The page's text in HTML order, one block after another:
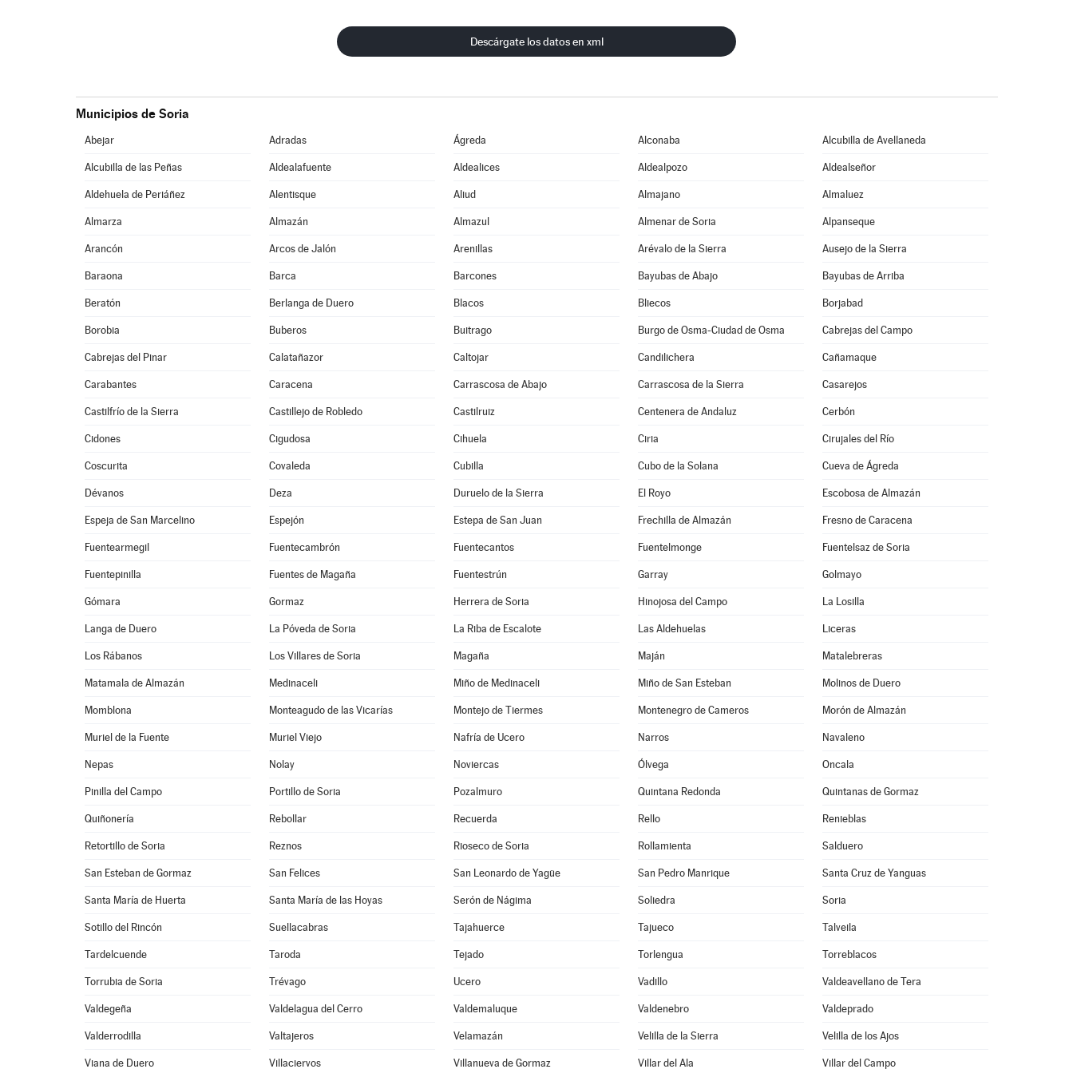
Descárgate los datos en xml
Municipios de Soria
Abejar Adradas Ágreda Alconaba Alcubilla de Avellaneda
Alcubilla de las Peñas Aldealafuente Aldealices Aldealpozo Aldealseñor
Aldehuela de Periáñez Alentisque Aliud Almajano Almaluez
Almarza Almazán Almazul Almenar de Soria Alpanseque
Arancón Arcos de Jalón Arenillas Arévalo de la Sierra Ausejo de la Sierra
Baraona Barca Barcones Bayubas de Abajo Bayubas de Arriba
Beratón Berlanga de Duero Blacos Bliecos Borjabad
Borobia Buberos Buitrago Burgo de Osma-Ciudad de Osma Cabrejas del Campo
Cabrejas del Pinar Calatañazor Caltojar Candilichera Cañamaque
Carabantes Caracena Carrascosa de Abajo Carrascosa de la Sierra Casarejos
Castilfrío de la Sierra Castillejo de Robledo Castilruiz Centenera de Andaluz Cerbón
Cidones Cigudosa Cihuela Ciria Cirujales del Río
Coscurita Covaleda Cubilla Cubo de la Solana Cueva de Ágreda
Dévanos Deza Duruelo de la Sierra El Royo Escobosa de Almazán
Espeja de San Marcelino Espejón Estepa de San Juan Frechilla de Almazán Fresno de Caracena
Fuentearmegil Fuentecambrón Fuentecantos Fuentelmonge Fuentelsaz de Soria
Fuentepinilla Fuentes de Magaña Fuentestrún Garray Golmayo
Gómara Gormaz Herrera de Soria Hinojosa del Campo La Losilla
Langa de Duero La Póveda de Soria La Riba de Escalote Las Aldehuelas Liceras
Los Rábanos Los Villares de Soria Magaña Maján Matalebreras
Matamala de Almazán Medinaceli Miño de Medinaceli Miño de San Esteban Molinos de Duero
Momblona Monteagudo de las Vicarías Montejo de Tiermes Montenegro de Cameros Morón de Almazán
Muriel de la Fuente Muriel Viejo Nafría de Ucero Narros Navaleno
Nepas Nolay Noviercas Ólvega Oncala
Pinilla del Campo Portillo de Soria Pozalmuro Quintana Redonda Quintanas de Gormaz
Quiñonería Rebollar Recuerda Rello Renieblas
Retortillo de Soria Reznos Rioseco de Soria Rollamienta Salduero
San Esteban de Gormaz San Felices San Leonardo de Yagüe San Pedro Manrique Santa Cruz de Yanguas
Santa María de Huerta Santa María de las Hoyas Serón de Nágima Soliedra Soria
Sotillo del Rincón Suellacabras Tajahuerce Tajueco Talveila
Tardelcuende Taroda Tejado Torlengua Torreblacos
Torrubia de Soria Trévago Ucero Vadillo Valdeavellano de Tera
Valdegeña Valdelagua del Cerro Valdemaluque Valdenebro Valdeprado
Valderrodilla Valtajeros Velamazán Velilla de la Sierra Velilla de los Ajos
Viana de Duero Villaciervos Villanueva de Gormaz Villar del Ala Villar del Campo